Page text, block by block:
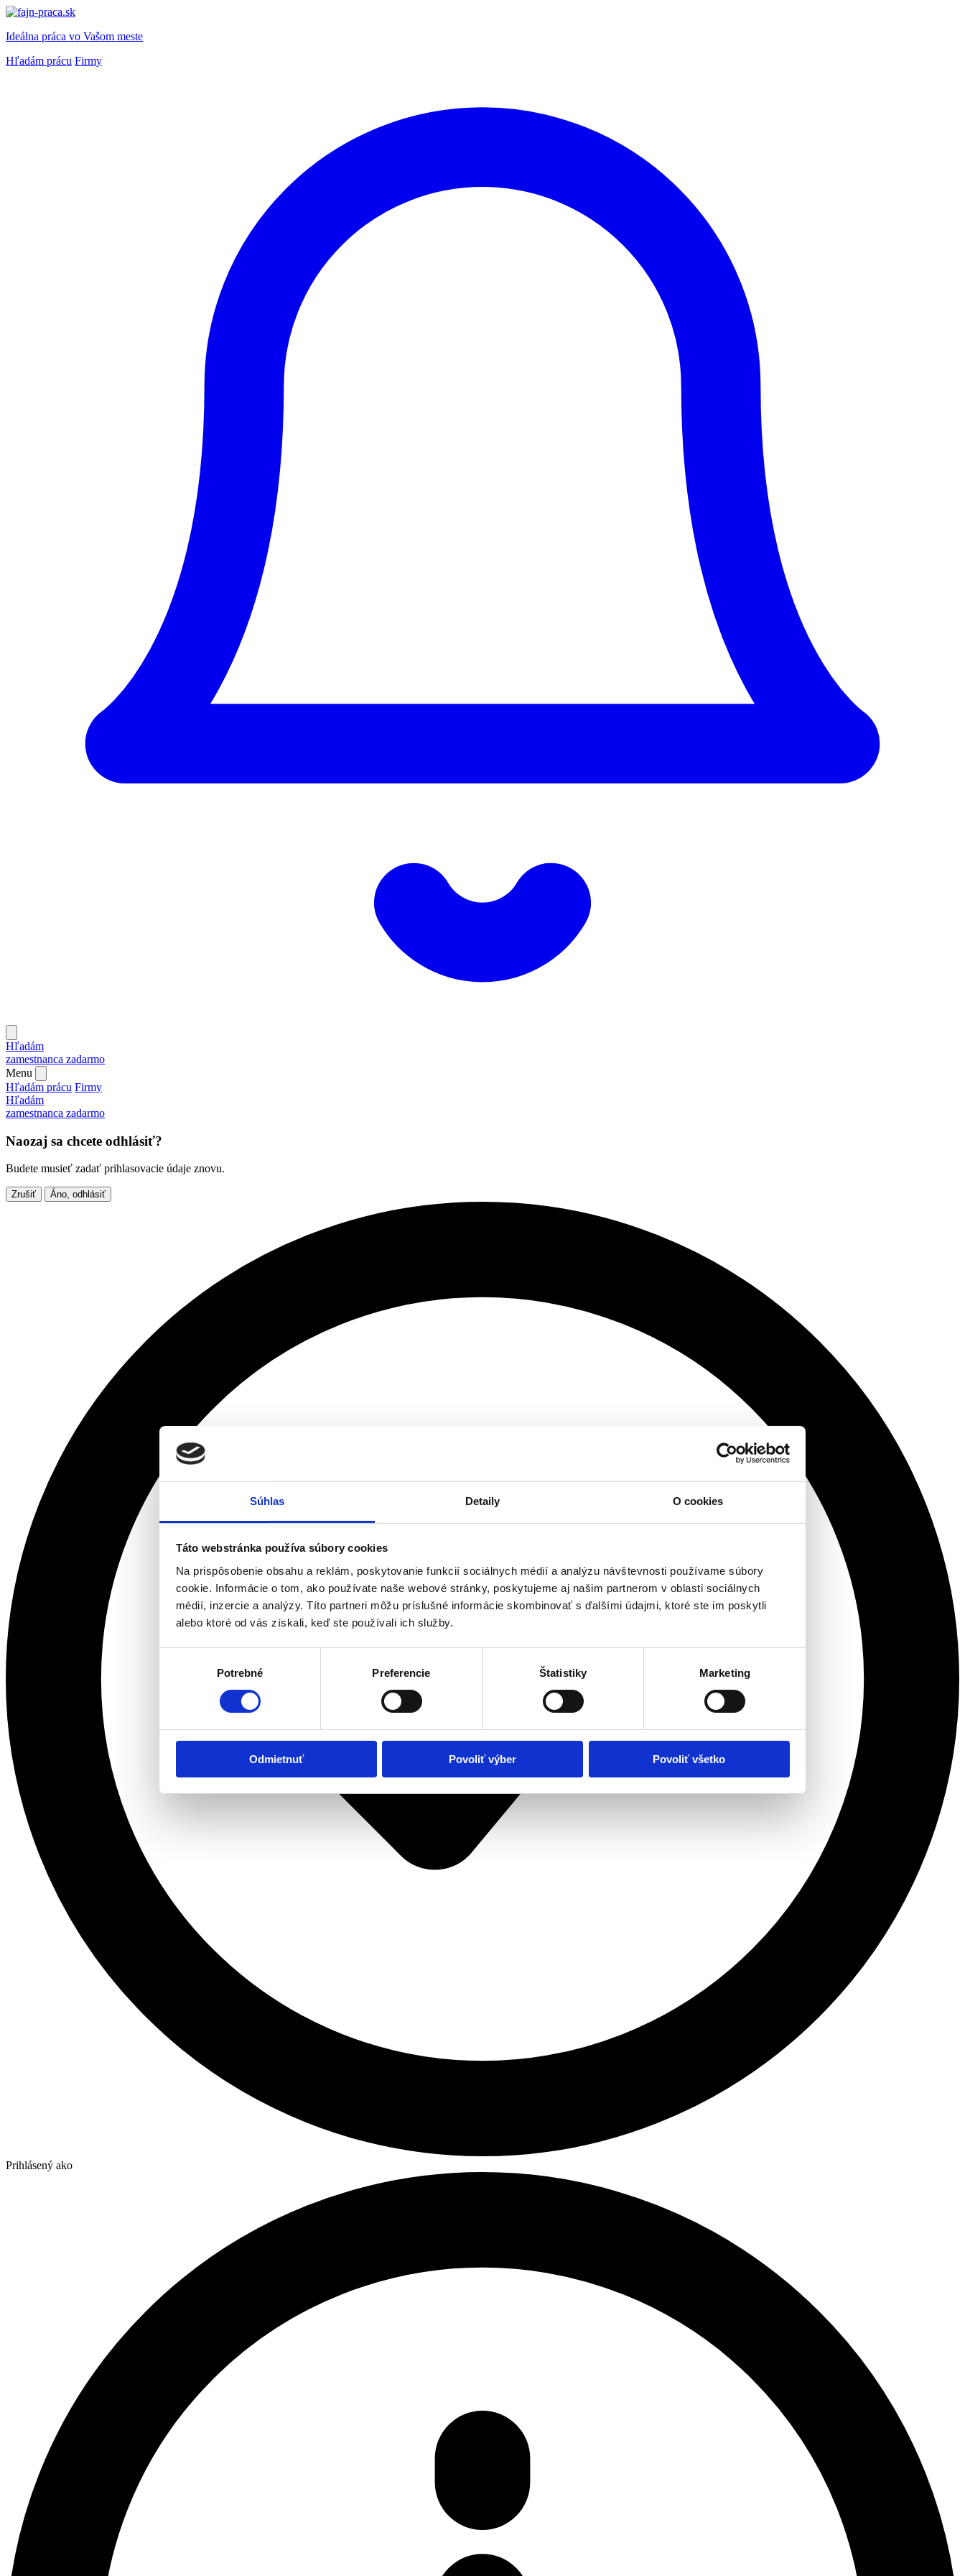
Súhlas Detaily O cookies
Táto webstránka používa súbory cookies
Na prispôsobenie obsahu a reklám, poskytovanie funkcií sociálnych médií a analýzu návštevnosti používame súbory
cookie. Informácie o tom, ako používate naše webové stránky, poskytujeme aj našim partnerom v oblasti sociálnych
médií, inzercie a analýzy. Títo partneri môžu príslušné informácie skombinovať s ďalšími údajmi, ktoré ste im poskytli
alebo ktoré od vás získali, keď ste používali ich služby.
Potrebné Preferencie Štatistiky Marketing
Odmietnuť Povoliť výber Povoliť všetko
Ideálna práca vo Vašom meste
Hľadám prácu Firmy
Hľadám
zamestnanca zadarmo
Menu
Hľadám prácu Firmy
Hľadám
zamestnanca zadarmo
Naozaj sa chcete odhlásiť?
Budete musieť zadať prihlasovacie údaje znovu.
Zrušiť Áno, odhlásiť
Prihlásený ako